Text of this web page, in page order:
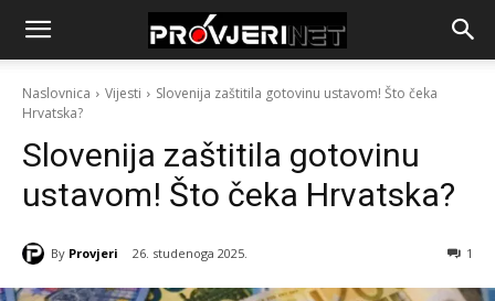
Naslovnica Vijesti
Slovenija zaštitila gotovinu ustavom! Što čeka
Hrvatska?
Slovenija zaštitila gotovinu
ustavom! Što čeka Hrvatska?
By Provjeri 26. studenoga 2025. 1